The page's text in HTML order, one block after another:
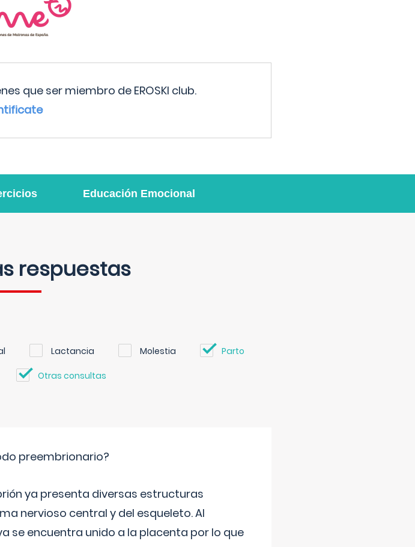
que ser miembro de EROSKI club.
Educación Emocional
respuestas
Lactancia Molestia Parto
Otras consultas
preembrionario?
ya presenta diversas estructuras
nervioso central y del esqueleto. Al
se encuentra unido a la placenta por lo que